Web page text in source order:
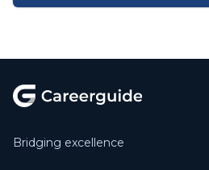
Bridging excellence